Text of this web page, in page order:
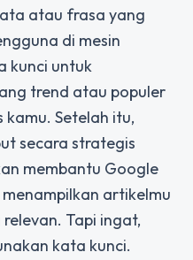
atau frasa yang
di mesin
kunci untuk
trend atau populer
kamu. Setelah itu,
secara strategis
membantu Google
artikelmu
Tapi ingat,
kata kunci.